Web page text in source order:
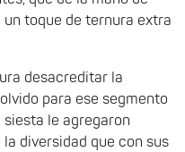
toque de ternura extra
desacreditar la
para ese segmento
siesta le agregaron
diversidad que con sus